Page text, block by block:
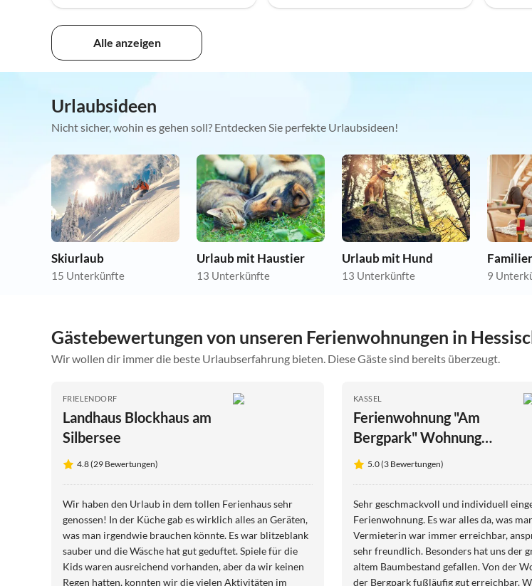
Alle anzeigen
Urlaubsideen
Nicht sicher, wohin es gehen soll? Entdecken Sie perfekte Urlaubsideen!
Skiurlaub
15 Unterkünfte
Urlaub mit Haustier
13 Unterkünfte
Urlaub mit Hund
13 Unterkünfte 9
Gästebewertungen von unseren Ferienwohnungen in
Wir wollen dir immer die beste Urlaubserfahrung bieten. Diese Gäste sind bereits überzeugt.
FRIELENDORF
Landhaus Blockhaus am
Silbersee
4.8 (29 Bewertungen)
Wir haben den Urlaub in dem tollen Ferienhaus sehr
genossen! In der Küche gab es wirklich alles an Geräten,
was man irgendwie brauchen könnte. Es war blitzeblank
sauber und die Wäsche hat gut geduftet. Spiele für die
Kids waren ausreichend vorhanden, aber da wir keinen
Regen hatten, konnten wir die vielen Aktivitäten im
KASSEL
Ferienwohnung "Am
Bergpark" Wohnung
Herkules
5.0 (3 Bewertungen)
Sehr geschmackvoll und individuell
Ferienwohnung. Es war alles da, was
Vermieterin war immer erreichbar,
sehr freundlich. Besonders hat uns der
altem Baumbestand gefallen. Von der
der Bergpark fußläufig gut erreichbar.